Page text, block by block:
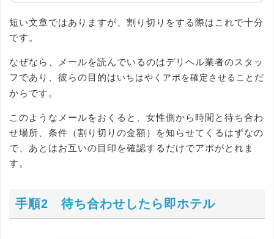
短い文章ではありますが、割り切りをする際はこれで十分
です。
なぜなら、メールを読んでいるのはデリヘル業者のスタッ
フであり、彼らの目的はいちはやくアポを確定させること だ
からです。
このようなメールをおくると、女性側から時間と待ち合わ
せ場所、条件（割り切りの金額）を知らせてくるはずなの
で、あとはお互いの目印を確認するだけでアポがとれま
す。
手順2 待ち合わせしたら即ホテル